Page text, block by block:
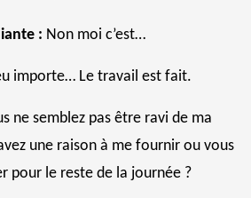
: Non moi c’est…
importe… Le travail est fait.
ne semblez pas être ravi de ma
une raison à me fournir ou vous
pour le reste de la journée ?